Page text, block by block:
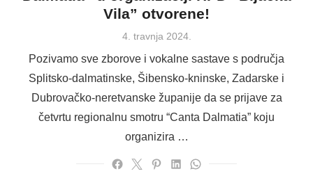
Vila” otvorene!
Posted
4. travnja 2024.
Pozivamo sve zborove i vokalne sastave s područja
Splitsko-dalmatinske, Šibensko-kninske, Zadarske i
Dubrovačko-neretvanske županije da se prijave za
četvrtu regionalnu smotru “Canta Dalmatia” koju
organizira …